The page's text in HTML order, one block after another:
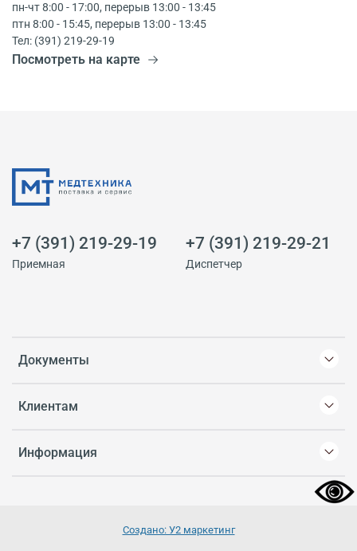
пн-чт 8:00 - 17:00, перерыв 13:00 - 13:45
птн 8:00 - 15:45, перерыв 13:00 - 13:45
Тел: (391) 219-29-19
Посмотреть на карте
Документы
Клиентам
Информация
+7 (391) 219-29-19
Приемная
+7 (391) 219-29-21
Диспетчер
Создано: У2 маркетинг